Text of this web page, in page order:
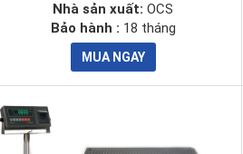
Nhà sản xuất: OCS
Bảo hành : 18 tháng